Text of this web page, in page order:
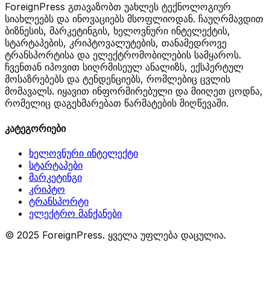
ForeignPress გთავაზობთ უახლეს ტექნოლოგიურ
სიახლეებს და ინოვაციებს მსოფლიოდან. ჩაუღრმავდით
ბიზნესის, მარკეტინგის, ხელოვნური ინტელექტის,
სტარტაპების, კრიპტოვალუტების, თანამედროვე
ტრანსპორტისა და ელექტრომობილების სამყაროს.
ჩვენთან იპოვით სიღრმისეულ ანალიზს, ექსპერტულ
მოსაზრებებს და ტენდენციებს, რომლებიც ცვლის
მომავალს. იყავით ინფორმირებული და მიიღეთ ცოდნა,
რომელიც დაგეხმარებათ წარმატების მიღწევაში.
კატეგორიები
ხელოვნური ინტელექტი
სტარტაპები
მარკეტინგი
კრიპტო
ტრანსპორტი
ელექტრო მანქანები
© 2025 ForeignPress. ყველა უფლება დაცულია.